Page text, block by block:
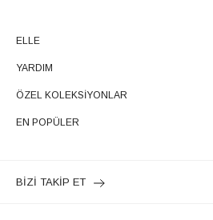
ELLE
YARDIM
ÖZEL KOLEKSİYONLAR
EN POPÜLER
BİZİ TAKİP ET